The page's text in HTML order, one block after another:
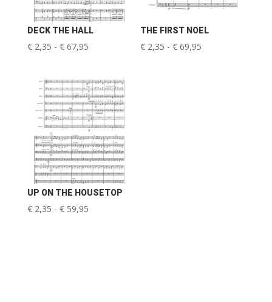
DECK THE HALL
€2,35 - €67,95Prijsklasse:
tot
€ 67,95
THE FIRST NOEL
€ 2,35 - € 69,95
UP ON THE HOUSETOP
€2,35 - €59,95Prijsklasse: